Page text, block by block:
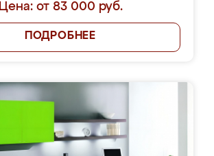
Цена: от 83 000 руб.
ПОДРОБНЕЕ